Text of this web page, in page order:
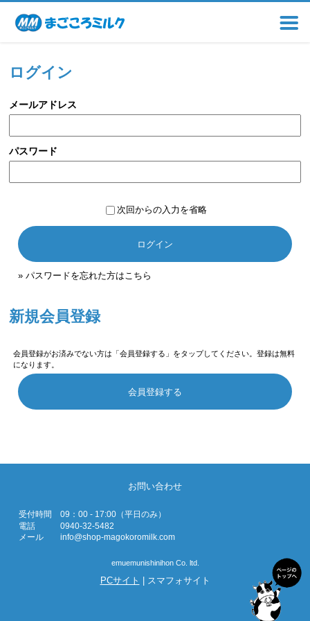
ログイン
メールアドレス
パスワード
次回からの入力を省略
ログイン
» パスワードを忘れた方はこちら
新規会員登録
会員登録がお済みでない方は「会員登録する」をタップしてください。登録は無料
になります。
会員登録する
お問い合わせ
受付時間
09：00 - 17:00（平日のみ）
電話
0940-32-5482
メール
info@shop-magokoromilk.com
emuemunishinihon Co. ltd.
PCサイト | スマフォサイト